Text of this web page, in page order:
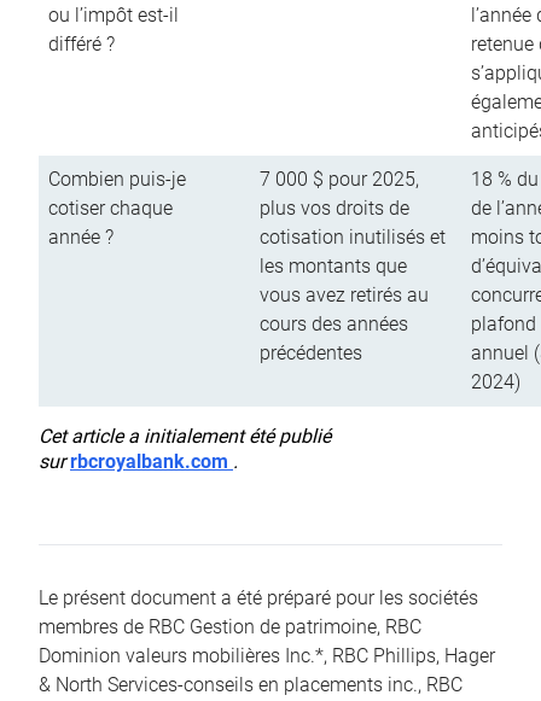
ou l’impôt est-il
différé ?
retenue
Combien puis-je
cotiser chaque
année ?
7 000 $ pour 2025,
plus vos droits de
cotisation inutilisés et
les montants que
vous avez retirés au
cours des années
précédentes
18 %
de
moins
annuel
2024)
Cet article a initialement été publié
surrbcroyalbank.com .
Le présent document a été préparé pour les sociétés
membres de RBC Gestion de patrimoine, RBC
Dominion valeurs mobilières Inc.*, RBC Phillips, Hager
& North Services-conseils en placements inc., RBC